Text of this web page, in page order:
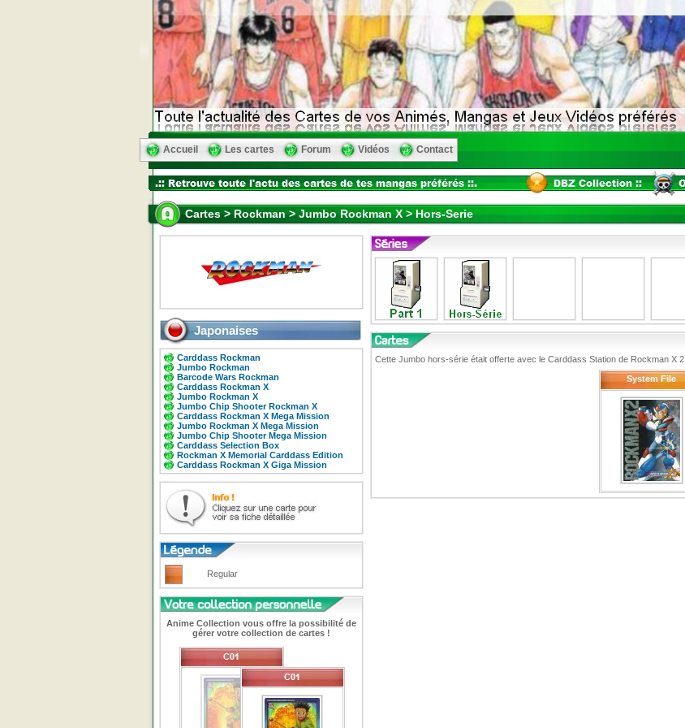
Accueil Les cartes Forum Vidéos Contact
Cartes > Rockman > Jumbo Rockman X > Hors-Serie
Japonaises
Carddass Rockman
Jumbo Rockman
Barcode Wars Rockman
Carddass Rockman X
Jumbo Rockman X
Jumbo Chip Shooter Rockman X
Carddass Rockman X Mega Mission
Jumbo Rockman X Mega Mission
Jumbo Chip Shooter Mega Mission
Carddass Selection Box
Rockman X Memorial Carddass Edition
Carddass Rockman X Giga Mission
Regular
Anime Collection vous offre la possibilité de
gérer votre collection de cartes !
Cette Jumbo hors-série était offerte avec le Carddass Station de Rockman X 2.
System File